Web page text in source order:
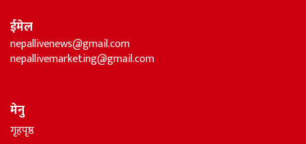
ईमेल
nepallivenews@gmail.com
nepallivemarketing@gmail.com
मेनु
गृहपृष्ठ